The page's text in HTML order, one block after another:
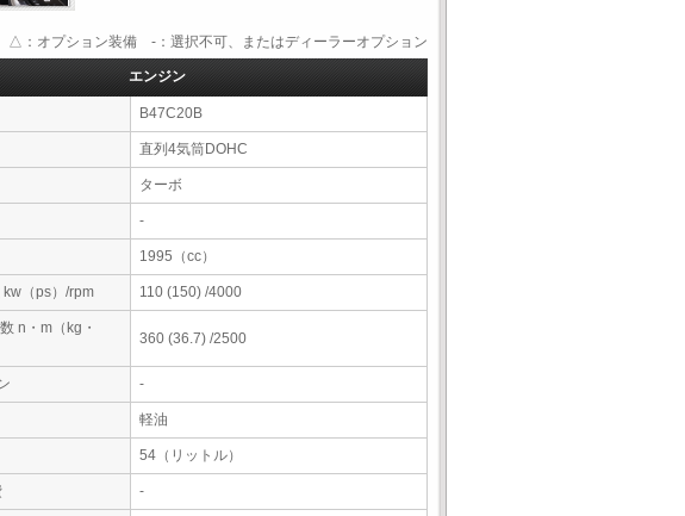
：オプション装備 -：選択不可、またはディーラーオプション
エンジン
B47C20B
直列4気筒DOHC
ターボ
-
1995（cc）
（ps）/rpm 110 (150) /4000
n・m（kg・
360 (36.7) /2500
-
軽油
54（リットル）
-